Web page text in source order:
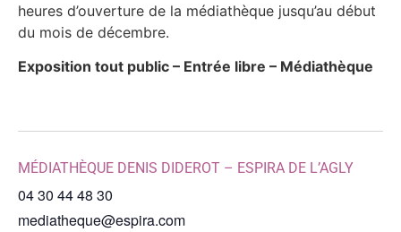
heures d’ouverture de la médiathèque jusqu’au début
du mois de décembre.
Exposition tout public – Entrée libre – Médiathèque
MÉDIATHÈQUE DENIS DIDEROT – ESPIRA DE L’AGLY
04 30 44 48 30
mediatheque@espira.com